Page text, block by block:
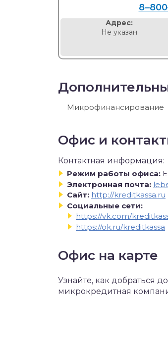
Адрес:
Не указан
Микрофинансирование
Офис и
Контактная информация:
Режим работы офиса:
Электронная почта:
Сайт: http://kreditkassa.ru
Социальные сети:
https://vk.com/
https://ok.ru/kreditkassa
Офис на карте
Узнайте, как добраться
микрокредитная